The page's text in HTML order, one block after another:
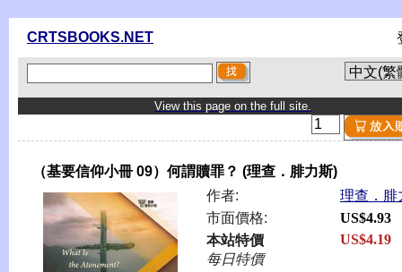
CRTSBOOKS.NET
View this page on the full site.
（基要信仰小冊 09）何謂贖罪？ (理查．腓力斯)
作者:
理查．腓
市面價格:
US$4.93
本站特價
每日特價
US$4.19